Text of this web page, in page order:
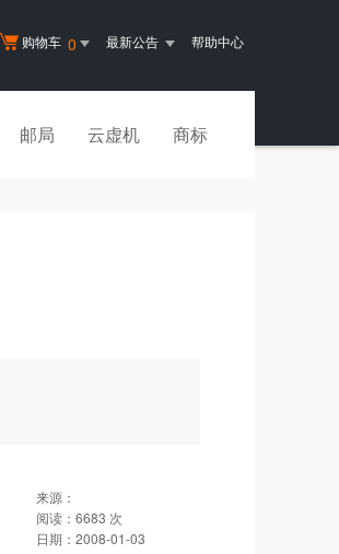
购物车 0 最新公告 帮助中心
邮局 云虚机 商标
来源：
阅读： 6683 次
日期： 2008-01-03